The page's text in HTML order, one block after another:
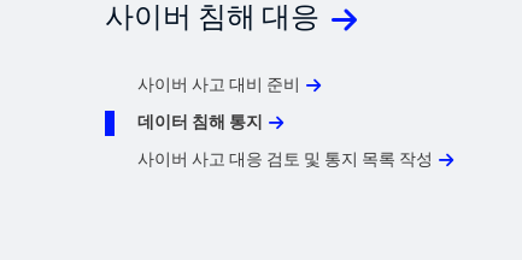
사이버 침해 대응
사이버 사고 대비 준비
데이터 침해 통지
사이버 사고 대응 검토 및 통지 목록 작성